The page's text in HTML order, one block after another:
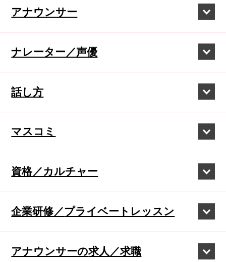
アナウンサー
ナレーター／声優
話し方
マスコミ
資格／カルチャー
企業研修／プライベートレッスン
アナウンサーの求人／求職